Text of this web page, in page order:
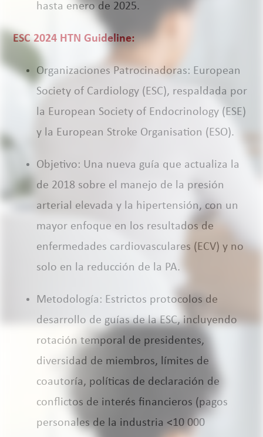
hasta enero de 2025.
ESC 2024 HTN Guideline:
Organizaciones Patrocinadoras: European
Society of Cardiology (ESC), respaldada por
la European Society of Endocrinology (ESE)
y la European Stroke Organisation (ESO).
Objetivo: Una nueva guía que actualiza la
de 2018 sobre el manejo de la presión
arterial elevada y la hipertensión, con un
mayor enfoque en los resultados de
enfermedades cardiovasculares (ECV) y no
solo en la reducción de la PA.
Metodología: Estrictos protocolos de
desarrollo de guías de la ESC, incluyendo
rotación temporal de presidentes,
diversidad de miembros, límites de
coautoría, políticas de declaración de
conflictos de interés financieros (pagos
personales de la industria <10 000